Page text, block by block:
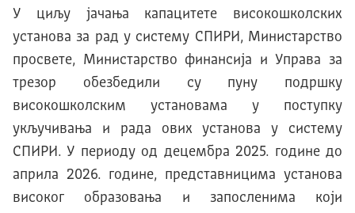
У циљу јачања капацитете високошколских
установа за рад у систему СПИРИ, Министарство
просвете, Министарство финансија и Управа за
трезор обезбедили су пуну подршку
високошколским установама у поступку
укључивања и рада ових установа у систему
СПИРИ. У периоду од децембра 2025. године до
априла 2026. године, представницима установа
високог образовања и запосленима који